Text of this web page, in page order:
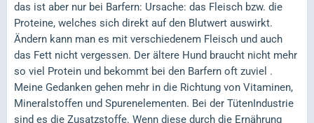
das ist aber nur bei Barfern: Ursache: das Fleisch bzw. die
Proteine, welches sich direkt auf den Blutwert auswirkt.
Ändern kann man es mit verschiedenem Fleisch und auch
das Fett nicht vergessen. Der ältere Hund braucht nicht mehr
so viel Protein und bekommt bei den Barfern oft zuviel .
Meine Gedanken gehen mehr in die Richtung von Vitaminen,
Mineralstoffen und Spurenelementen. Bei der TütenIndustrie
sind es die Zusatzstoffe. Wenn diese durch die Ernährung